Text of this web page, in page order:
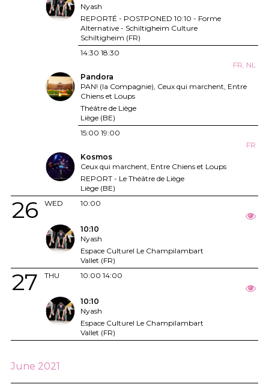
Nyash
REPORTÉ - POSTPONED 10:10 - Forme
Alternative - Schiltigheim Culture
Schiltigheim (FR)
14:30 18:30
FR, NL
Pandora
PAN! (la Compagnie), Ceux qui marchent, Entre
Chiens et Loups
Théâtre de Liège
Liège (BE)
15:00 19:00
FR
Kosmos
Ceux qui marchent, Entre Chiens et Loups
REPORT - Le Théâtre de Liège
Liège (BE)
WED
26 10:00
10:10
Nyash
Espace Culturel Le Champilambart
Vallet (FR)
THU
27 10:00 14:00
10:10
Nyash
Espace Culturel Le Champilambart
Vallet (FR)
June 2021